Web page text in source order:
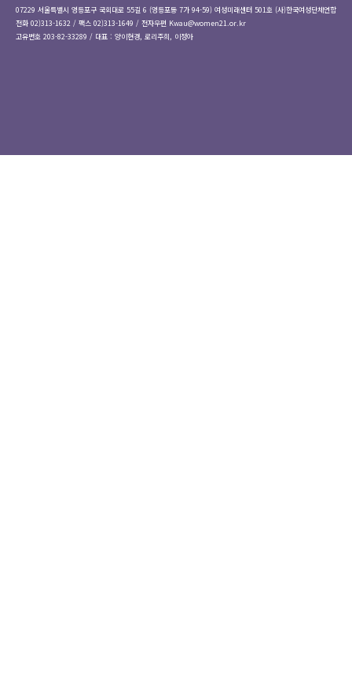
07229 서울특별시 영등포구 국회대로 55길 6 (영등포동 7가 94-59) 여성미래센터 501호 (사)한국여성단체연합
전화 02)313-1632 / 팩스 02)313-1649 / 전자우편 Kwau@women21.or.kr
고유번호 203-82-33289 / 대표 : 양이현경, 로리주희, 이정아